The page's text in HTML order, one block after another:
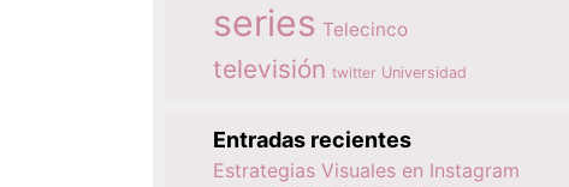
series Telecinco
televisión twitter Universidad
Entradas recientes
Estrategias Visuales en Instagram